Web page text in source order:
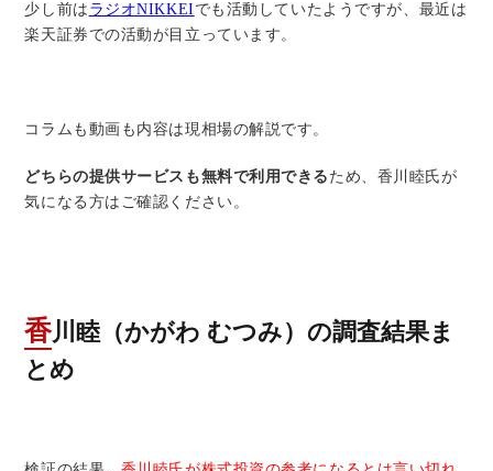
少し前は ラジオNIKKEI でも活動していたようですが、最近は
楽天証券での活動が目立っています。
コラムも動画も内容は現相場の解説です。
どちらの提供サービスも無料で利用できる ため、香川睦氏が
気になる方はご確認ください。
香川睦（かがわ むつみ）の調査結果ま
とめ